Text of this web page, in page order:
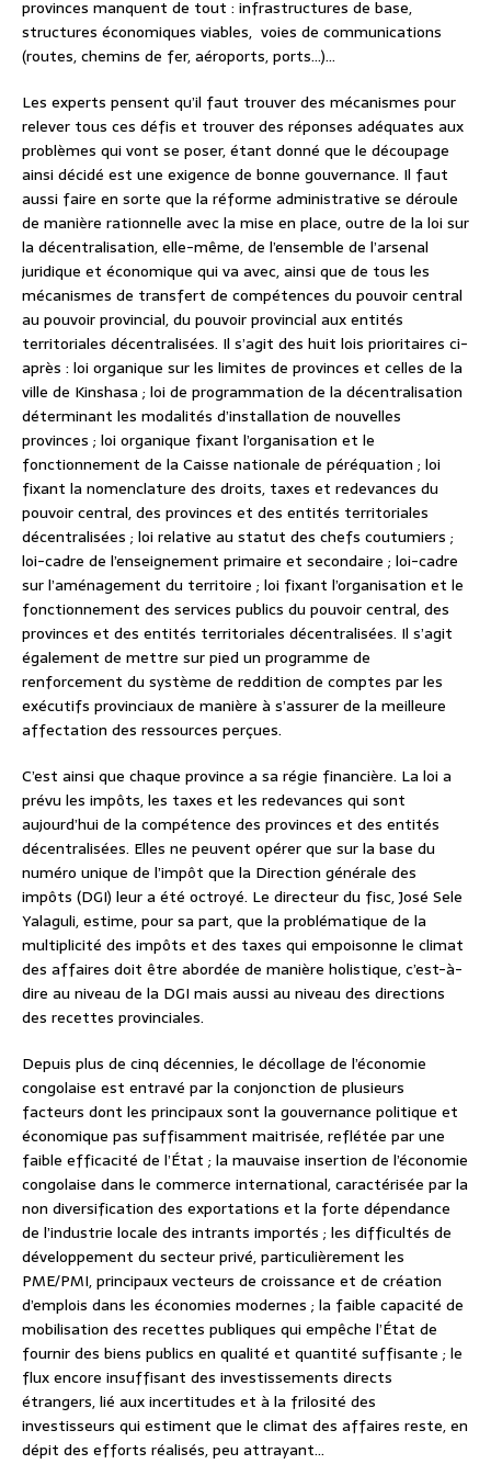
provinces manquent de tout : infrastructures de base,
structures économiques viables, voies de communications
(routes, chemins de fer, aéroports, ports…)…
Les experts pensent qu’il faut trouver des mécanismes pour
relever tous ces défis et trouver des réponses adéquates aux
problèmes qui vont se poser, étant donné que le découpage
ainsi décidé est une exigence de bonne gouvernance. Il faut
aussi faire en sorte que la réforme administrative se déroule
de manière rationnelle avec la mise en place, outre de la loi sur
la décentralisation, elle-même, de l’ensemble de l’arsenal
juridique et économique qui va avec, ainsi que de tous les
mécanismes de transfert de compétences du pouvoir central
au pouvoir provincial, du pouvoir provincial aux entités
territoriales décentralisées. Il s’agit des huit lois prioritaires ci-
après : loi organique sur les limites de provinces et celles de la
ville de Kinshasa ; loi de programmation de la décentralisation
déterminant les modalités d’installation de nouvelles
provinces ; loi organique fixant l’organisation et le
fonctionnement de la Caisse nationale de péréquation ; loi
fixant la nomenclature des droits, taxes et redevances du
pouvoir central, des provinces et des entités territoriales
décentralisées ; loi relative au statut des chefs coutumiers ;
loi-cadre de l’enseignement primaire et secondaire ; loi-cadre
sur l’aménagement du territoire ; loi fixant l’organisation et le
fonctionnement des services publics du pouvoir central, des
provinces et des entités territoriales décentralisées. Il s’agit
également de mettre sur pied un programme de
renforcement du système de reddition de comptes par les
exécutifs provinciaux de manière à s’assurer de la meilleure
affectation des ressources perçues.
C’est ainsi que chaque province a sa régie financière. La loi a
prévu les impôts, les taxes et les redevances qui sont
aujourd’hui de la compétence des provinces et des entités
décentralisées. Elles ne peuvent opérer que sur la base du
numéro unique de l’impôt que la Direction générale des
impôts (DGI) leur a été octroyé. Le directeur du fisc, José Sele
Yalaguli, estime, pour sa part, que la problématique de la
multiplicité des impôts et des taxes qui empoisonne le climat
des affaires doit être abordée de manière holistique, c’est-à-
dire au niveau de la DGI mais aussi au niveau des directions
des recettes provinciales.
Depuis plus de cinq décennies, le décollage de l’économie
congolaise est entravé par la conjonction de plusieurs
facteurs dont les principaux sont la gouvernance politique et
économique pas suffisamment maitrisée, reflétée par une
faible efficacité de l’État ; la mauvaise insertion de l’économie
congolaise dans le commerce international, caractérisée par la
non diversification des exportations et la forte dépendance
de l’industrie locale des intrants importés ; les difficultés de
développement du secteur privé, particulièrement les
PME/PMI, principaux vecteurs de croissance et de création
d’emplois dans les économies modernes ; la faible capacité de
mobilisation des recettes publiques qui empêche l’État de
fournir des biens publics en qualité et quantité suffisante ; le
flux encore insuffisant des investissements directs
étrangers, lié aux incertitudes et à la frilosité des
investisseurs qui estiment que le climat des affaires reste, en
dépit des efforts réalisés, peu attrayant…